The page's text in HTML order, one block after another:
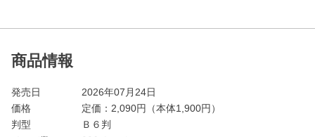
商品情報
発売日
2026年07月24日
価格
定価： 2,090円（本体1,900円）
判型
Ｂ６判